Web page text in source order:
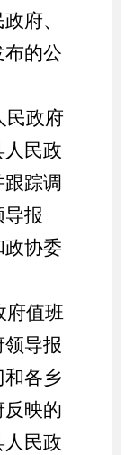
府、
的公
政府
民政
踪调
报
政协委
值班
导报
各乡
映的
民政